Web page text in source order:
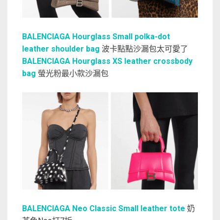
BALENCIAGA Hourglass Small polka-dot
leather shoulder bag 波卡點點沙漏包太可愛了
BALENCIAGA Hourglass XS leather crossbody
bag 螢光粉最小款沙漏包
BALENCIAGA Neo Classic Small leather tote 奶